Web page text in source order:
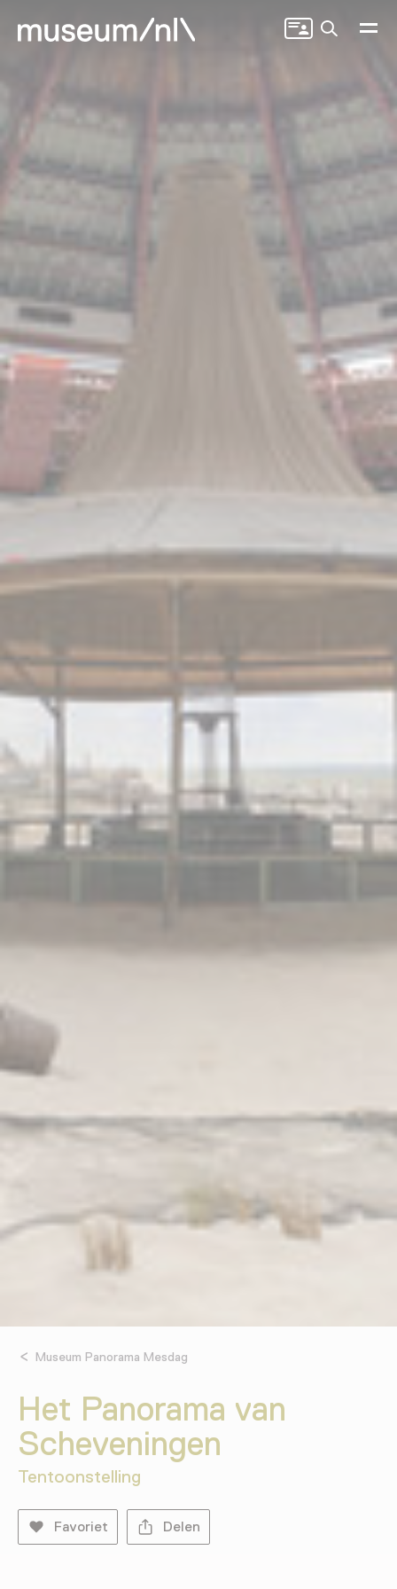
Zoeken
Museum Panorama Mesdag
Het Panorama van
Scheveningen
Tentoonstelling
Favoriet Delen